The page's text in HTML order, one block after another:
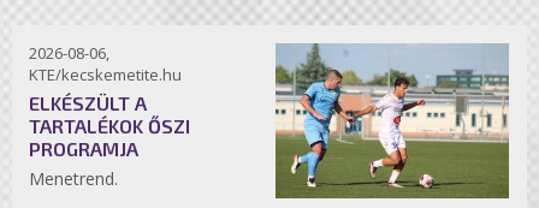
2026-08-06,
KTE/kecskemetite.hu
ELKÉSZÜLT A
TARTALÉKOK ŐSZI
PROGRAMJA
Menetrend.